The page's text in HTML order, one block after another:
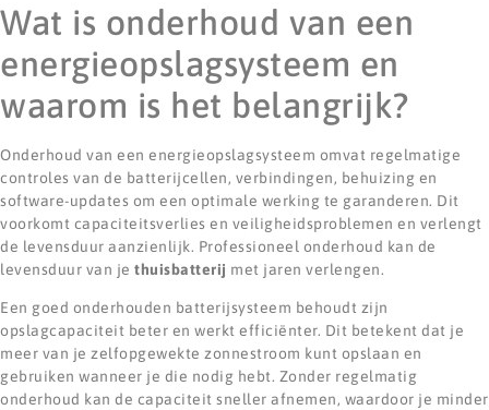
Wat is onderhoud van een
energieopslagsysteem en
waarom is het belangrijk?
Onderhoud van een energieopslagsysteem omvat regelmatige
controles van de batterijcellen, verbindingen, behuizing en
software-updates om een optimale werking te garanderen. Dit
voorkomt capaciteitsverlies en veiligheidsproblemen en verlengt
de levensduur aanzienlijk. Professioneel onderhoud kan de
levensduur van je thuisbatterij met jaren verlengen.
Een goed onderhouden batterijsysteem behoudt zijn
opslagcapaciteit beter en werkt efficiënter. Dit betekent dat je
meer van je zelfopgewekte zonnestroom kunt opslaan en
gebruiken wanneer je die nodig hebt. Zonder regelmatig
onderhoud kan de capaciteit sneller afnemen, waardoor je minder